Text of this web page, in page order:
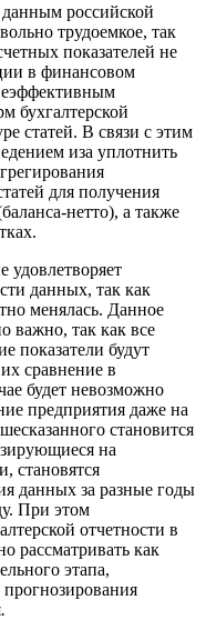
российской
трудоемкое, так
показателей не
в финансовом
бухгалтерской
статей. В связи с этим
иза уплотнить
для получения
нетто), а также
удовлетворяет
данных, так как
менялась. Данное
важно, так как все
показатели будут
сравнение в
будет невозможно
предприятия даже на
становится
на
становятся
данных за разные годы
При этом
отчетности в
рассматривать как
этапа,
.